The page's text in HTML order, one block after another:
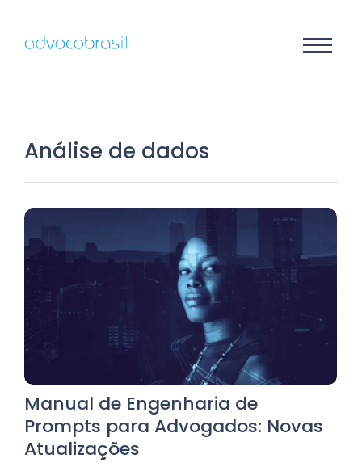
Análise de dados
Manual de Engenharia de
Prompts para Advogados: Novas
Atualizações